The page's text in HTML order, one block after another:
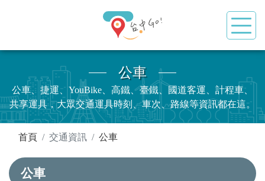
公車
公車、捷運、YouBike、高鐵、臺鐵、國道客運、計程車、
共享運具，大眾交通運具時刻、車次、路線等資訊都在這。
首頁 交通資訊 公車
公車